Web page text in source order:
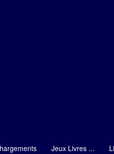
Jeux Livres ...